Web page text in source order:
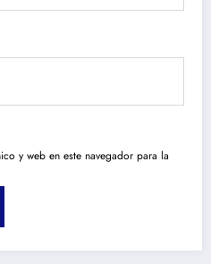
y web en este navegador para la